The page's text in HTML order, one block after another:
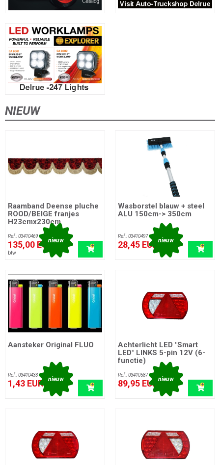
NIEUW
nieuw
Raamband Deense pluche
ROOD/BEIGE franjes
H23cmx230cm
Ref.: 03410469
135,00 EUR
btw
nieuw
Wasborstel blauw + steel
ALU 150cm-> 350cm
Ref.: 03410497
28,45 EUR incl. btw
nieuw
Aansteker Original FLUO
Ref.: 03410433
1,43 EURincl. btw
nieuw
Achterlicht LED "Smart
LED" LINKS 5-pin 12V (6-
functie)
Ref.: 03410587
89,95 EUR incl. btw